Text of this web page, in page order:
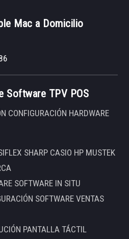
Mac a Domicilio
Software TPV POS
CONFIGURACIÓN HARDWARE
SHARP CASIO HP MUSTEK
SOFTWARE IN SITU
SOFTWARE VENTAS
PANTALLA TÁCTIL